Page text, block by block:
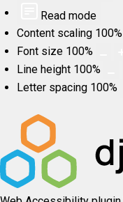
Read mode
Content scaling 100%
Font size 100%
Line height 100%
Letter spacing 100%